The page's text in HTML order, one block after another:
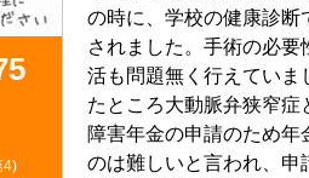
の時に、学校の健康診断
されました。手術の必
活も問題無く行えていま
たところ大動脈弁狭窄症
障害年金の申請のため年
のは難しいと言われ、申
4)